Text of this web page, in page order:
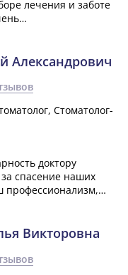
лечения и заботе
Александрович
Стоматолог-
доктору
спасение наших
профессионализм,
Викторовна